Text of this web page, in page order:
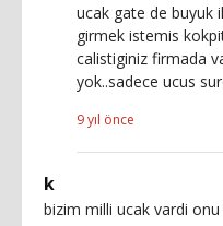
ucak gate de buyuk
girmek istemis
calistiginiz firmada
yok..sadece ucus
9 yıl önce
k
bizim milli ucak vardi